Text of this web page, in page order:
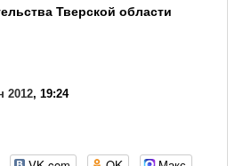
Тверской области
2012, 19:24